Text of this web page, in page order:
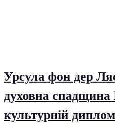
Урсула фон дер
духовна
культурній